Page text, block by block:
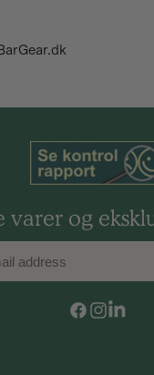
varer og
Facebook
Instagram
Vimeo